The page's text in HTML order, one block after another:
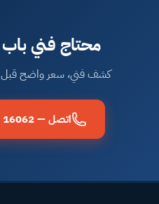
محتاج فني
كشف فني، سعر واضح قبل
اتصل — 16062